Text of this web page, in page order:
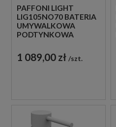
PAFFONI LIGHT
LIG105NO70 BATERIA
UMYWALKOWA
PODTYNKOWA
CZARNA
1 089,00 zł szt.